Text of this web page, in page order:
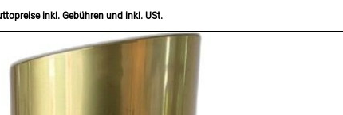
inkl. Gebühren und inkl. USt.